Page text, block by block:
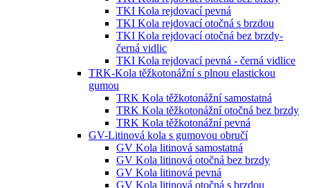
TKI Kola rejdovací pevná
TKI Kola rejdovací otočná s brzdou
TKI Kola rejdovací otočná bez brzdy-
černá vidlic
TKI Kola rejdovací pevná - černá vidlice
TRK-Kola těžkotonážní s plnou elastickou
gumou
TRK Kola těžkotonážní samostatná
TRK Kola těžkotonážní otočná bez brzdy
TRK Kola těžkotonážní pevná
GV-Litinová kola s gumovou obručí
GV Kola litinová samostatná
GV Kola litinová otočná bez brzdy
GV Kola litinová pevná
GV Kola litinová otočná s brzdou